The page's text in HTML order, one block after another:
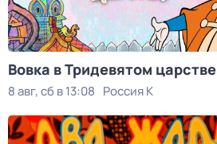
Вовка в Тридевятом царстве
8 авг, сб в 13:08 Россия К